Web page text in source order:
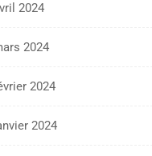
2024
2024
2024
2024